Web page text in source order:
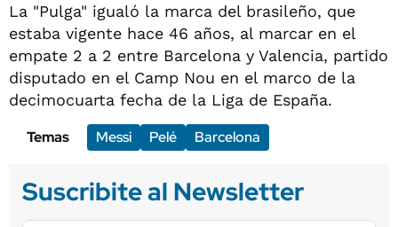
La "Pulga" igualó la marca del brasileño, que
estaba vigente hace 46 años, al marcar en el
empate 2 a 2 entre Barcelona y Valencia, partido
disputado en el Camp Nou en el marco de la
decimocuarta fecha de la Liga de España.
Temas
Messi Pelé Barcelona
Suscribite al Newsletter